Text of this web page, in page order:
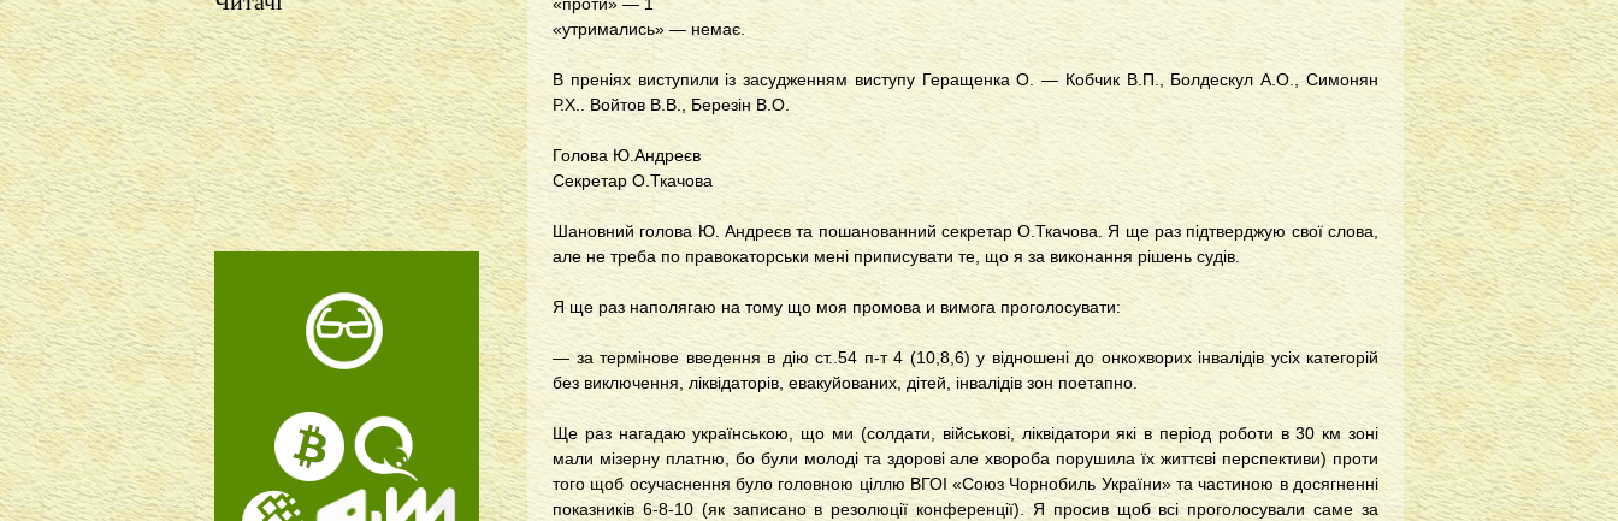
«проти» — 1
«утримались» — немає.
В преніях виступили із засудженням виступу Геращенка О. — Кобчик В.П., Болдескул А.О., Симонян
Р.Х.. Войтов В.В., Березін В.О.
Голова Ю.Андреєв
Секретар О.Ткачова
Шановний голова Ю. Андреєв та пошанованний секретар О.Ткачова. Я ще раз підтверджую свої слова,
але не треба по правокаторськи мені приписувати те, що я за виконання рішень судів.
Я ще раз наполягаю на тому що моя промова и вимога проголосувати:
— за термінове введення в дію ст..54 п-т 4 (10,8,6) у відношені до онкохворих інвалідів усіх категорій
без виключення, ліквідаторів, евакуйованих, дітей, інвалідів зон поетапно.
Ще раз нагадаю українською, що ми (солдати, військові, ліквідатори які в період роботи в 30 км зоні
мали мізерну платню, бо були молоді та здорові але хвороба порушила їх життєві перспективи) проти
того щоб осучаснення було головною ціллю ВГОІ «Союз Чорнобиль України» та частиною в досягненні
показників 6-8-10 (як записано в резолюції конференції). Я просив щоб всі проголосували саме за